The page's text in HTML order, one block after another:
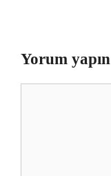
Yorum yapın